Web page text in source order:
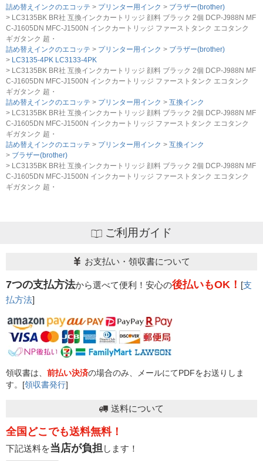
詰め替えインクのエコッテ プリンター用インク
ブラザー(brother)
LC3135BK BR社 互換インクカートリッジ 顔料 ブラック 2個 DCP-J988N MF
C-J1605DN MFC-J1500N インクカートリッジ ファーストタンク エコタンク
ギガタンク 超・
詰め替えインクのエコッテ
プリンター用インク
ブラザー(brother)
LC3135-4PK LC3133-4PK
LC3135BK BR社 互換インクカートリッジ 顔料 ブラック 2個 DCP-J988N MF
C-J1605DN MFC-J1500N インクカートリッジ ファーストタンク エコタンク
ギガタンク 超・
詰め替えインクのエコッテ
プリンター用インク
互換インク
LC3135BK BR社 互換インクカートリッジ 顔料 ブラック 2個 DCP-J988N MF
C-J1605DN MFC-J1500N インクカートリッジ ファーストタンク エコタンク
ギガタンク 超・
詰め替えインクのエコッテ
プリンター用インク
互換インク
ブラザー(brother)
LC3135BK BR社 互換インクカートリッジ 顔料 ブラック 2個 DCP-J988N MF
C-J1605DN MFC-J1500N インクカートリッジ ファーストタンク エコタンク
ギガタンク 超・
ご利用ガイド
お支払い・領収書について
7つの支払方法から選べて便利！安心の後払いもOK！ [支
払方法]
領収書は、 前払い決済の場合のみ、メールにてPDFをお送りしま
す。[領収書発行]
送料について
全国どこでも送料無料！
下記送料を当店が負担します！